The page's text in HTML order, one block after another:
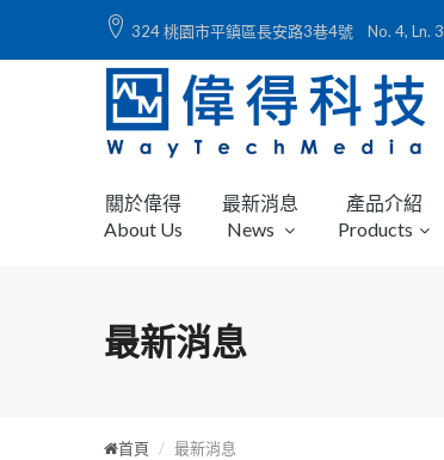
324 桃園市平鎮區長安路3巷4號 No. 4, Ln.
關於偉得
About Us
最新消息
News
產品介紹
Products
最新消息
首頁 最新消息